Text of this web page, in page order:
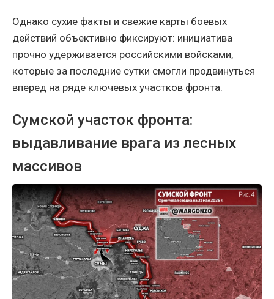
Однако сухие факты и свежие карты боевых
действий объективно фиксируют: инициатива
прочно удерживается российскими войсками,
которые за последние сутки смогли продвинуться
вперед на ряде ключевых участков фронта.
Сумской участок фронта:
выдавливание врага из лесных
массивов